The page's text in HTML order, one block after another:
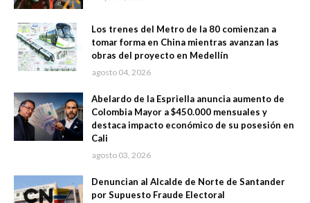
Los trenes del Metro de la 80 comienzan a
tomar forma en China mientras avanzan las
obras del proyecto en Medellín
agosto 04, 2026
Abelardo de la Espriella anuncia aumento de
Colombia Mayor a $450.000 mensuales y
destaca impacto económico de su posesión en
Cali
agosto 03, 2026
Denuncian al Alcalde de Norte de Santander
por Supuesto Fraude Electoral